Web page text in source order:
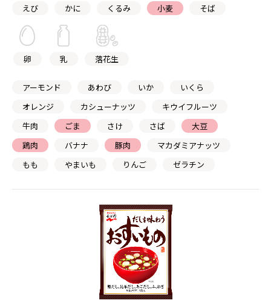
えび かに くるみ 小麦 そば
卵 乳 落花生
アーモンド あわび いか
いくら
オレンジ
カシューナッツ
キウイフルーツ
牛肉
ごま さけ さば
大豆
鶏肉
バナナ 豚肉
マカダミアナッツ
もも
やまいも りんご ゼラチン